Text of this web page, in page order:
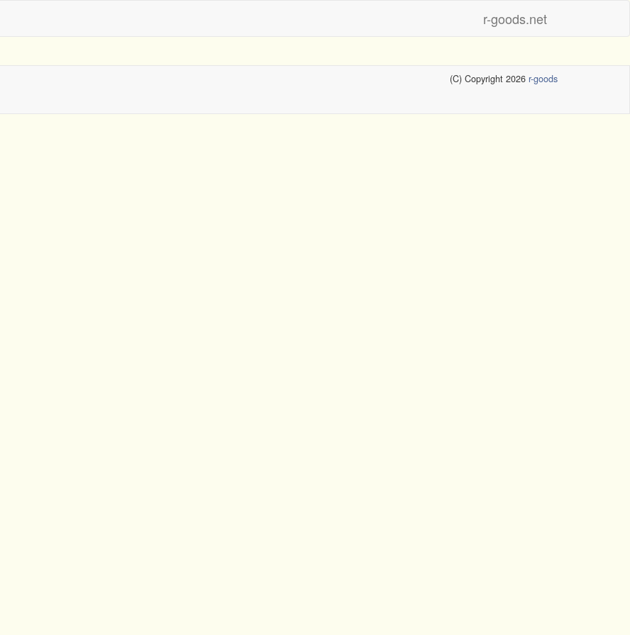
r-goods.net
(C) Copyright 2026 r-goods